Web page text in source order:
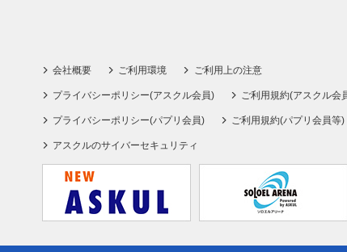
会社概要 ご利用環境 ご利用上の注意
プライバシーポリシー(アスクル会員) ご利用規約(アスクル会
プライバシーポリシー(パプリ会員) ご利用規約(パプリ会員等)
アスクルのサイバーセキュリティ